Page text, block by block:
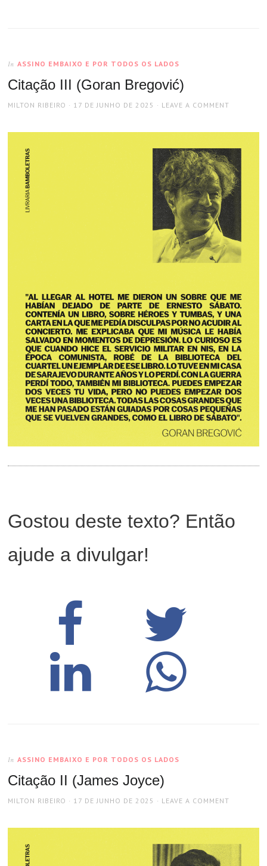
In ASSINO EMBAIXO E POR TODOS OS LADOS
Citação III (Goran Bregović)
AUTHOR
MILTON RIBEIRO
POSTED
17 DE JUNHO DE 2025 LEAVE A COMMENT
Gostou deste texto? Então
ajude a divulgar!
In ASSINO EMBAIXO E POR TODOS OS LADOS
Citação II (James Joyce)
AUTHOR
MILTON RIBEIRO
POSTED
17 DE JUNHO DE 2025 LEAVE A COMMENT